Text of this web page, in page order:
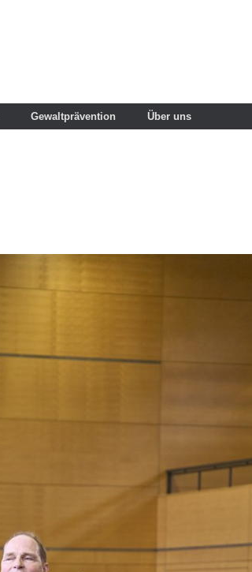
Gewaltprävention Über uns